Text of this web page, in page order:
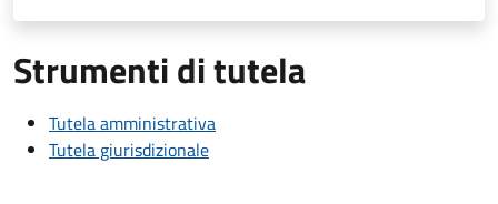
Strumenti di tutela
Tutela amministrativa
Tutela giurisdizionale